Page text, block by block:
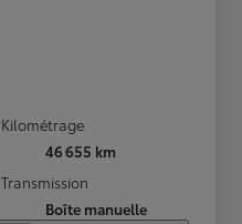
Kilométrage
46 655 km
Transmission
Boîte manuelle